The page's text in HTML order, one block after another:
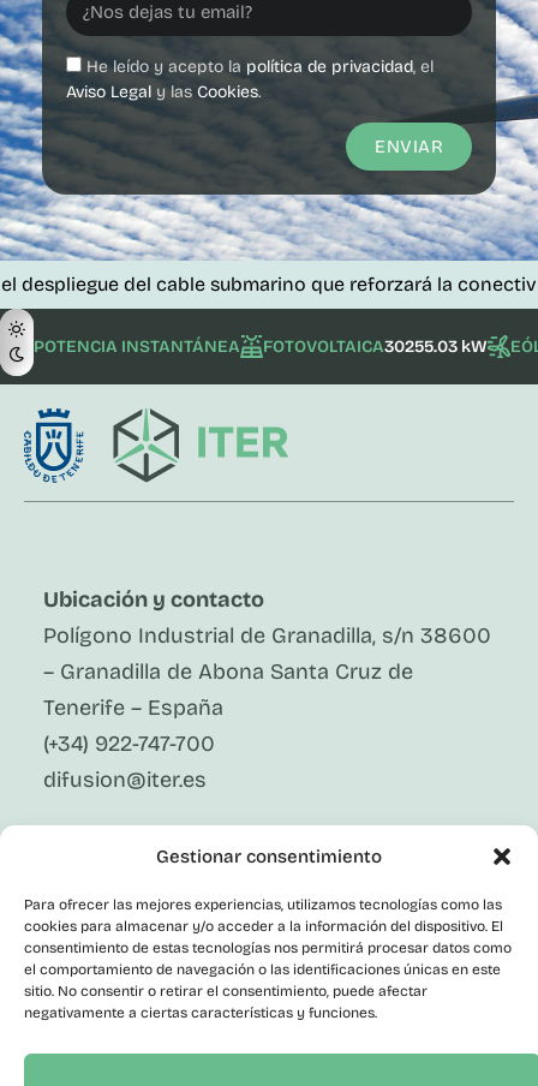
Gestionar consentimiento
Para ofrecer las mejores experiencias, utilizamos tecnologías como las
cookies para almacenar y/o acceder a la información del dispositivo. El
consentimiento de estas tecnologías nos permitirá procesar datos como
el comportamiento de navegación o las identificaciones únicas en este
sitio. No consentir o retirar el consentimiento, puede afectar
negativamente a ciertas características y funciones.
He leído y acepto la política de privacidad, el
Aviso Legal y las Cookies.
ENVIAR
del cable submarino que reforzará la conectividad
POTENCIA INSTANTÁNEA FOTOVOLTAICA30255.03 kW
Ubicación y contacto
Polígono Industrial de Granadilla, s/n 38600
– Granadilla de Abona Santa Cruz de
Tenerife – España
(+34) 922-747-700
difusion@iter.es
Síguenos En Redes Sociales
X
Instagram
Youtube
Corporativo
Contacto